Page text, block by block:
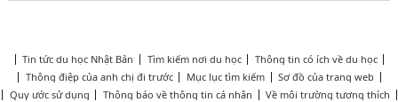
Tin tức du học Nhật Bản Tìm kiếm nơi du học
Thông tin có ích về du học
Thông điệp của anh chị đi trước
Mục lục tìm kiếm
Sơ đồ của trang web
Quy ước sử dụng
Thông báo về thông tin cá nhân Về môi trường tương thích